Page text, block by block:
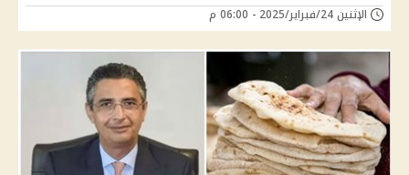
الإثنين 24/فبراير/2025 - 06:00 م